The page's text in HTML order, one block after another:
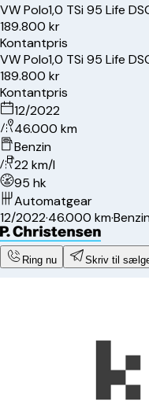
VWPolo1,0 TSi 95 Life
189.800 kr
Kontantpris
VWPolo1,0 TSi 95 Life
189.800 kr
Kontantpris
12/2022
46.000 km
Benzin
22 km/l
95 hk
Automatgear
12/2022·46.000 km·
Ring nu Skriv til